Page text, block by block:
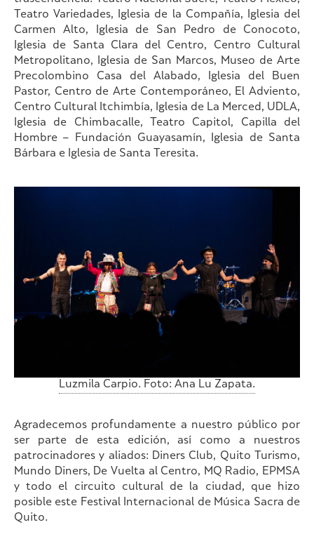
Teatro Variedades, Iglesia de la Compañía, Iglesia del
Carmen Alto, Iglesia de San Pedro de Conocoto,
Iglesia de Santa Clara del Centro, Centro Cultural
Metropolitano, Iglesia de San Marcos, Museo de Arte
Precolombino Casa del Alabado, Iglesia del Buen
Pastor, Centro de Arte Contemporáneo, El Adviento,
Centro Cultural Itchimbía, Iglesia de La Merced, UDLA,
Iglesia de Chimbacalle, Teatro Capitol, Capilla del
Hombre – Fundación Guayasamín, Iglesia de Santa
Bárbara e Iglesia de Santa Teresita.
Luzmila Carpio. Foto: Ana Lu Zapata.
Agradecemos profundamente a nuestro público por
ser parte de esta edición, así como a nuestros
patrocinadores y aliados: Diners Club, Quito Turismo,
Mundo Diners, De Vuelta al Centro, MQ Radio, EPMSA
y todo el circuito cultural de la ciudad, que hizo
posible este Festival Internacional de Música Sacra de
Quito.